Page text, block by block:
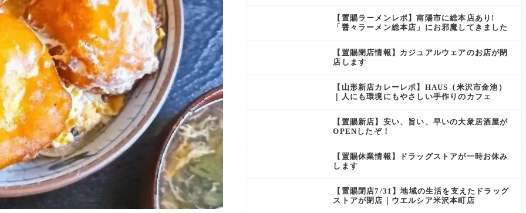
【置賜ラーメンレポ】南陽市に総本店あり!
「醤々ラーメン総本店」にお邪魔してきました
【置賜閉店情報】カジュアルウェアのお店が閉
店します
【山形新店カレーレポ】HAUS（米沢市金池）
｜人にも環境にもやさしい手作りのカフェ
【置賜新店】安い、旨い、早いの大衆居酒屋が
OPENしたぞ！
【置賜休業情報】ドラッグストアが一時お休み
します
【置賜閉店7/31】地域の生活を支えたドラッグ
ストアが閉店｜ウエルシア米沢本町店